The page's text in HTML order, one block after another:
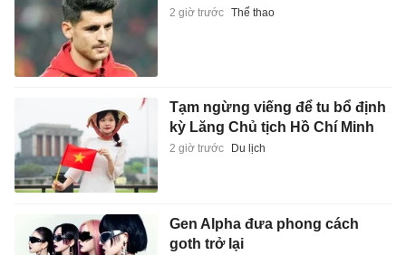
2 giờ trước Thể thao
Tạm ngừng viếng để tu bổ định
kỳ Lăng Chủ tịch Hồ Chí Minh
2 giờ trước Du lịch
Gen Alpha đưa phong cách
goth trở lại